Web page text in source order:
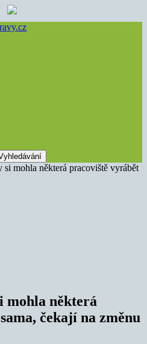
si mohla některá pracoviště vyrábět
mohla některá
čekají na změnu